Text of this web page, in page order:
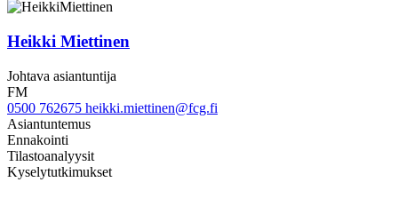
Heikki Miettinen
Johtava asiantuntija
FM
0500 762675 heikki.miettinen@fcg.fi
Asiantuntemus
Ennakointi
Tilastoanalyysit
Kyselytutkimukset